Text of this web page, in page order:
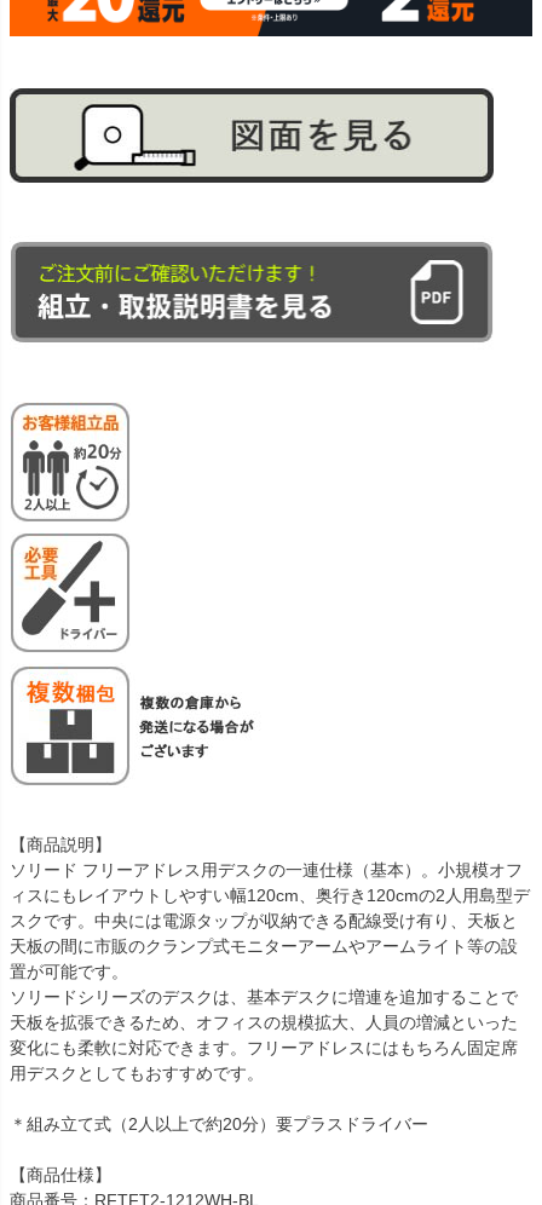
【商品説明】
ソリード フリーアドレス用デスクの一連仕様（基本）。小規模オフ
ィスにもレイアウトしやすい幅120cm、奥行き120cmの2人用島型デ
スクです。中央には電源タップが収納できる配線受け有り、天板と
天板の間に市販のクランプ式モニターアームやアームライト等の設
置が可能です。
ソリードシリーズのデスクは、基本デスクに増連を追加することで
天板を拡張できるため、オフィスの規模拡大、人員の増減といった
変化にも柔軟に対応できます。フリーアドレスにはもちろん固定席
用デスクとしてもおすすめです。
＊組み立て式（2人以上で約20分）要プラスドライバー
【商品仕様】
商品番号：RFTFT2-1212WH-BL